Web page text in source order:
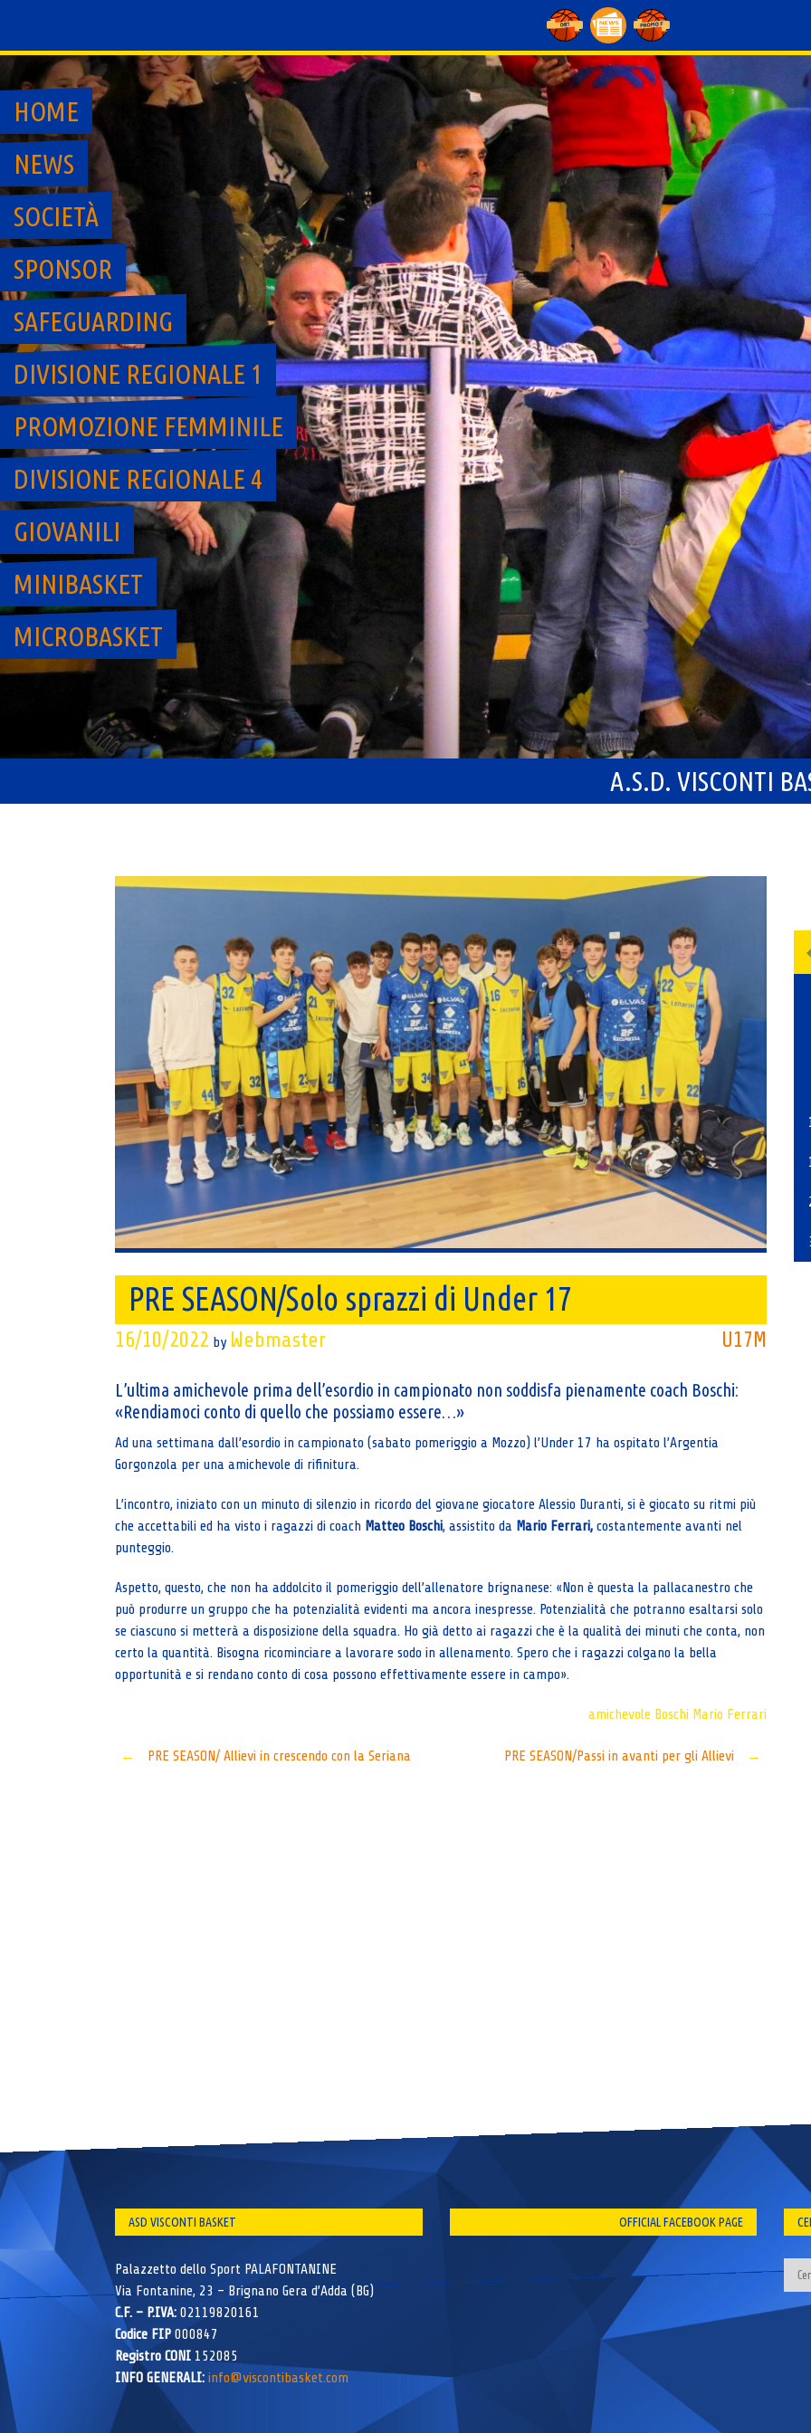
content
A.S.D. VISCONTI
HOME
NEWS
SOCIETÀ
SPONSOR
SAFEGUARDING
DIVISIONE REGIONALE 1
PROMOZIONE FEMMINILE
DIVISIONE REGIONALE 4
GIOVANILI
MINIBASKET
MICROBASKET
PRE SEASON/Solo sprazzi di Under 17
U17M
16/10/2022 by Webmaster
L’ultima amichevole prima dell’esordio in campionato non soddisfa pienamente coach Boschi:
«Rendiamoci conto di quello che possiamo essere…»
Ad una settimana dall’esordio in campionato (sabato pomeriggio a Mozzo) l’Under 17 ha ospitato l’Argentia
Gorgonzola per una amichevole di rifinitura.
L’incontro, iniziato con un minuto di silenzio in ricordo del giovane giocatore Alessio Duranti, si è giocato su ritmi più
che accettabili ed ha visto i ragazzi di coach Matteo Boschi, assistito da Mario Ferrari, costantemente avanti nel
punteggio.
Aspetto, questo, che non ha addolcito il pomeriggio dell’allenatore brignanese: «Non è questa la pallacanestro che
può produrre un gruppo che ha potenzialità evidenti ma ancora inespresse. Potenzialità che potranno esaltarsi solo
se ciascuno si metterà a disposizione della squadra. Ho già detto ai ragazzi che è la qualità dei minuti che conta, non
certo la quantità. Bisogna ricominciare a lavorare sodo in allenamento. Spero che i ragazzi colgano la bella
opportunità e si rendano conto di cosa possono effettivamente essere in campo».
amichevole Boschi Mario Ferrari
Post
← PRE SEASON/ Allievi in crescendo con la Seriana PRE SEASON/Passi in avanti per gli Allievi →
ASD VISCONTI BASKET
Palazzetto dello Sport PALAFONTANINE
Via Fontanine, 23 – Brignano Gera d’Adda (BG)
C.F. – P.IVA: 02119820161
Codice FIP 000847
Registro CONI 152085
INFO GENERALI: info@viscontibasket.com
OFFICIAL FACEBOOK PAGE